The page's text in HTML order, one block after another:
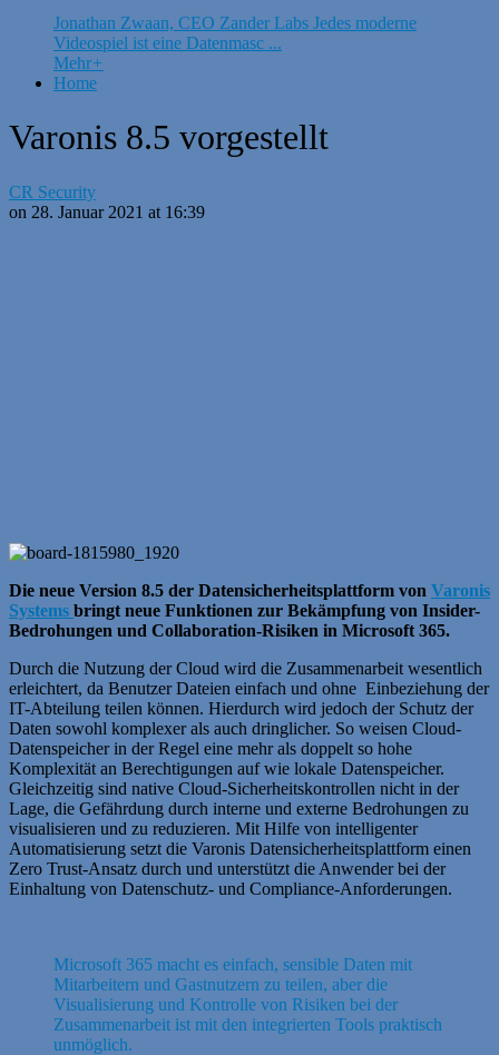
Jonathan Zwaan, CEO Zander Labs Jedes moderne
Videospiel ist eine Datenmasc ...
Mehr+
Home
Varonis 8.5 vorgestellt
CR Security
on 28. Januar 2021 at 16:39
Die neue Version 8.5 der Datensicherheitsplattform von Varonis
Systems bringt neue Funktionen zur Bekämpfung von Insider-
Bedrohungen und Collaboration-Risiken in Microsoft 365.
Durch die Nutzung der Cloud wird die Zusammenarbeit wesentlich
erleichtert, da Benutzer Dateien einfach und ohne Einbeziehung der
IT-Abteilung teilen können. Hierdurch wird jedoch der Schutz der
Daten sowohl komplexer als auch dringlicher. So weisen Cloud-
Datenspeicher in der Regel eine mehr als doppelt so hohe
Komplexität an Berechtigungen auf wie lokale Datenspeicher.
Gleichzeitig sind native Cloud-Sicherheitskontrollen nicht in der
Lage, die Gefährdung durch interne und externe Bedrohungen zu
visualisieren und zu reduzieren. Mit Hilfe von intelligenter
Automatisierung setzt die Varonis Datensicherheitsplattform einen
Zero Trust-Ansatz durch und unterstützt die Anwender bei der
Einhaltung von Datenschutz- und Compliance-Anforderungen.
Microsoft 365 macht es einfach, sensible Daten mit
Mitarbeitern und Gastnutzern zu teilen, aber die
Visualisierung und Kontrolle von Risiken bei der
Zusammenarbeit ist mit den integrierten Tools praktisch
unmöglich.